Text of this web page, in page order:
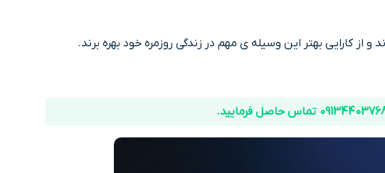
از کارایی بهتر این وسیله ی مهم در زندگی روزمره خود بهره برند.